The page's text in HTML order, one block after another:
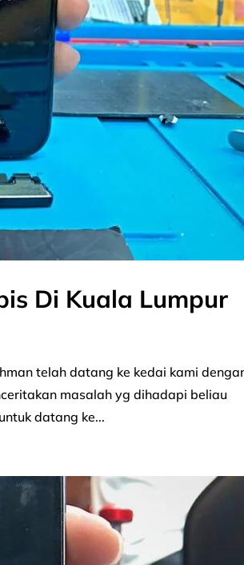
Di Kuala Lumpur
telah datang ke kedai kami
masalah yg dihadapi beliau
datang ke...